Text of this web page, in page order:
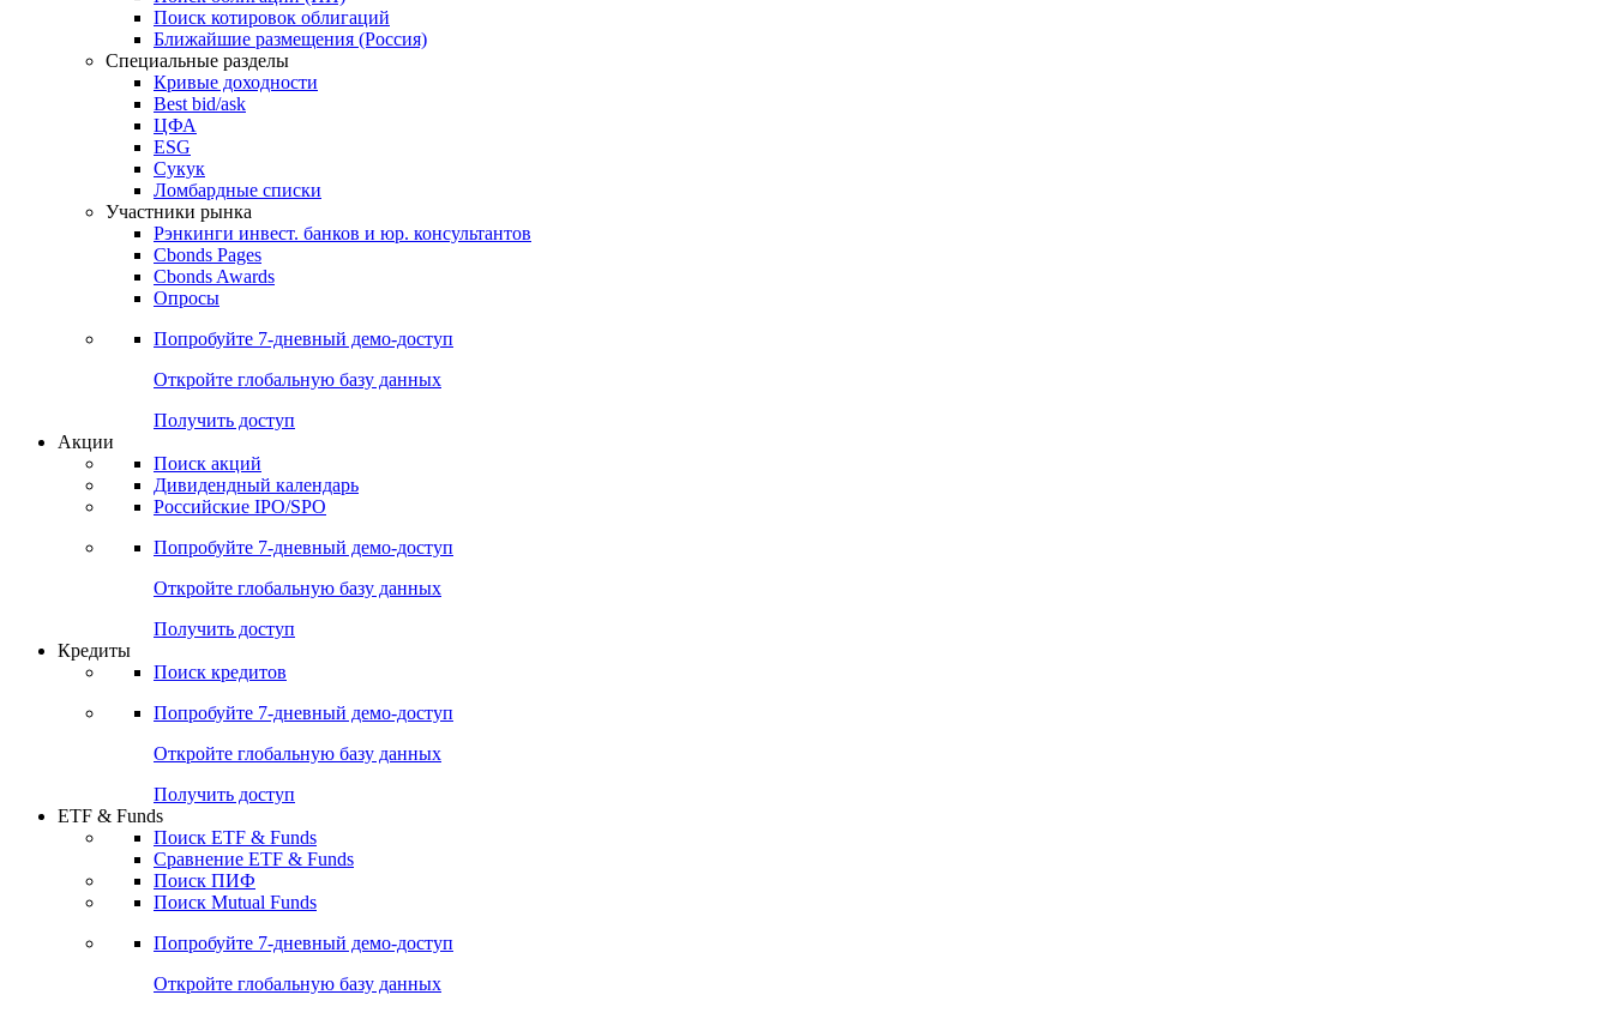
Поиск котировок облигаций
Ближайшие размещения (Россия)
Специальные разделы
Кривые доходности
Best bid/ask
ЦФА
ESG
Сукук
Ломбардные списки
Участники рынка
Рэнкинги инвест. банков и юр. консультантов
Cbonds Pages
Cbonds Awards
Опросы
Попробуйте 7-дневный демо-доступ
Откройте глобальную базу данных
Получить доступ
Акции
Поиск акций
Дивидендный календарь
Российские IPO/SPO
Попробуйте 7-дневный демо-доступ
Откройте глобальную базу данных
Получить доступ
Кредиты
Поиск кредитов
Попробуйте 7-дневный демо-доступ
Откройте глобальную базу данных
Получить доступ
ETF & Funds
Поиск ETF & Funds
Сравнение ETF & Funds
Поиск ПИФ
Поиск Mutual Funds
Попробуйте 7-дневный демо-доступ
Откройте глобальную базу данных